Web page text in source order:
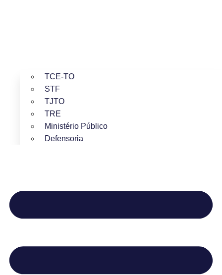
TCE-TO
STF
TJTO
TRE
Ministério Público
Defensoria